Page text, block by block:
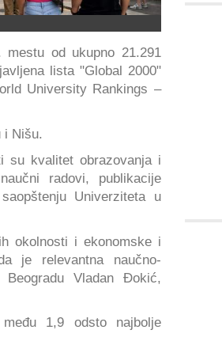
od ukupno 21.291
lista "Global 2000"
University Rankings –
i Nišu.
su kvalitet obrazovanja i
radovi, publikacije
Univerziteta u
okolnosti i ekonomske i
je relevantna naučno-
Vladan Đokić,
1,9 odsto najbolje